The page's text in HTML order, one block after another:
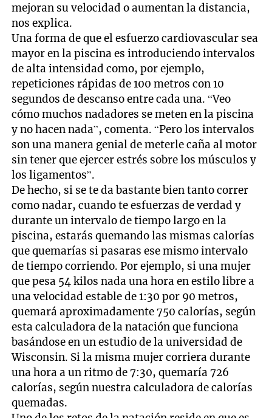
mejoran su velocidad o aumentan la distancia,
nos explica.
Una forma de que el esfuerzo cardiovascular sea
mayor en la piscina es introduciendo intervalos
de alta intensidad como, por ejemplo,
repeticiones rápidas de 100 metros con 10
segundos de descanso entre cada una. “Veo
cómo muchos nadadores se meten en la piscina
y no hacen nada”, comenta. “Pero los intervalos
son una manera genial de meterle caña al motor
sin tener que ejercer estrés sobre los músculos y
los ligamentos”.
De hecho, si se te da bastante bien tanto correr
como nadar, cuando te esfuerzas de verdad y
durante un intervalo de tiempo largo en la
piscina, estarás quemando las mismas calorías
que quemarías si pasaras ese mismo intervalo
de tiempo corriendo. Por ejemplo, si una mujer
que pesa 54 kilos nada una hora en estilo libre a
una velocidad estable de 1:30 por 90 metros,
quemará aproximadamente 750 calorías, según
esta calculadora de la natación que funciona
basándose en un estudio de la universidad de
Wisconsin. Si la misma mujer corriera durante
una hora a un ritmo de 7:30, quemaría 726
calorías, según nuestra calculadora de calorías
quemadas.